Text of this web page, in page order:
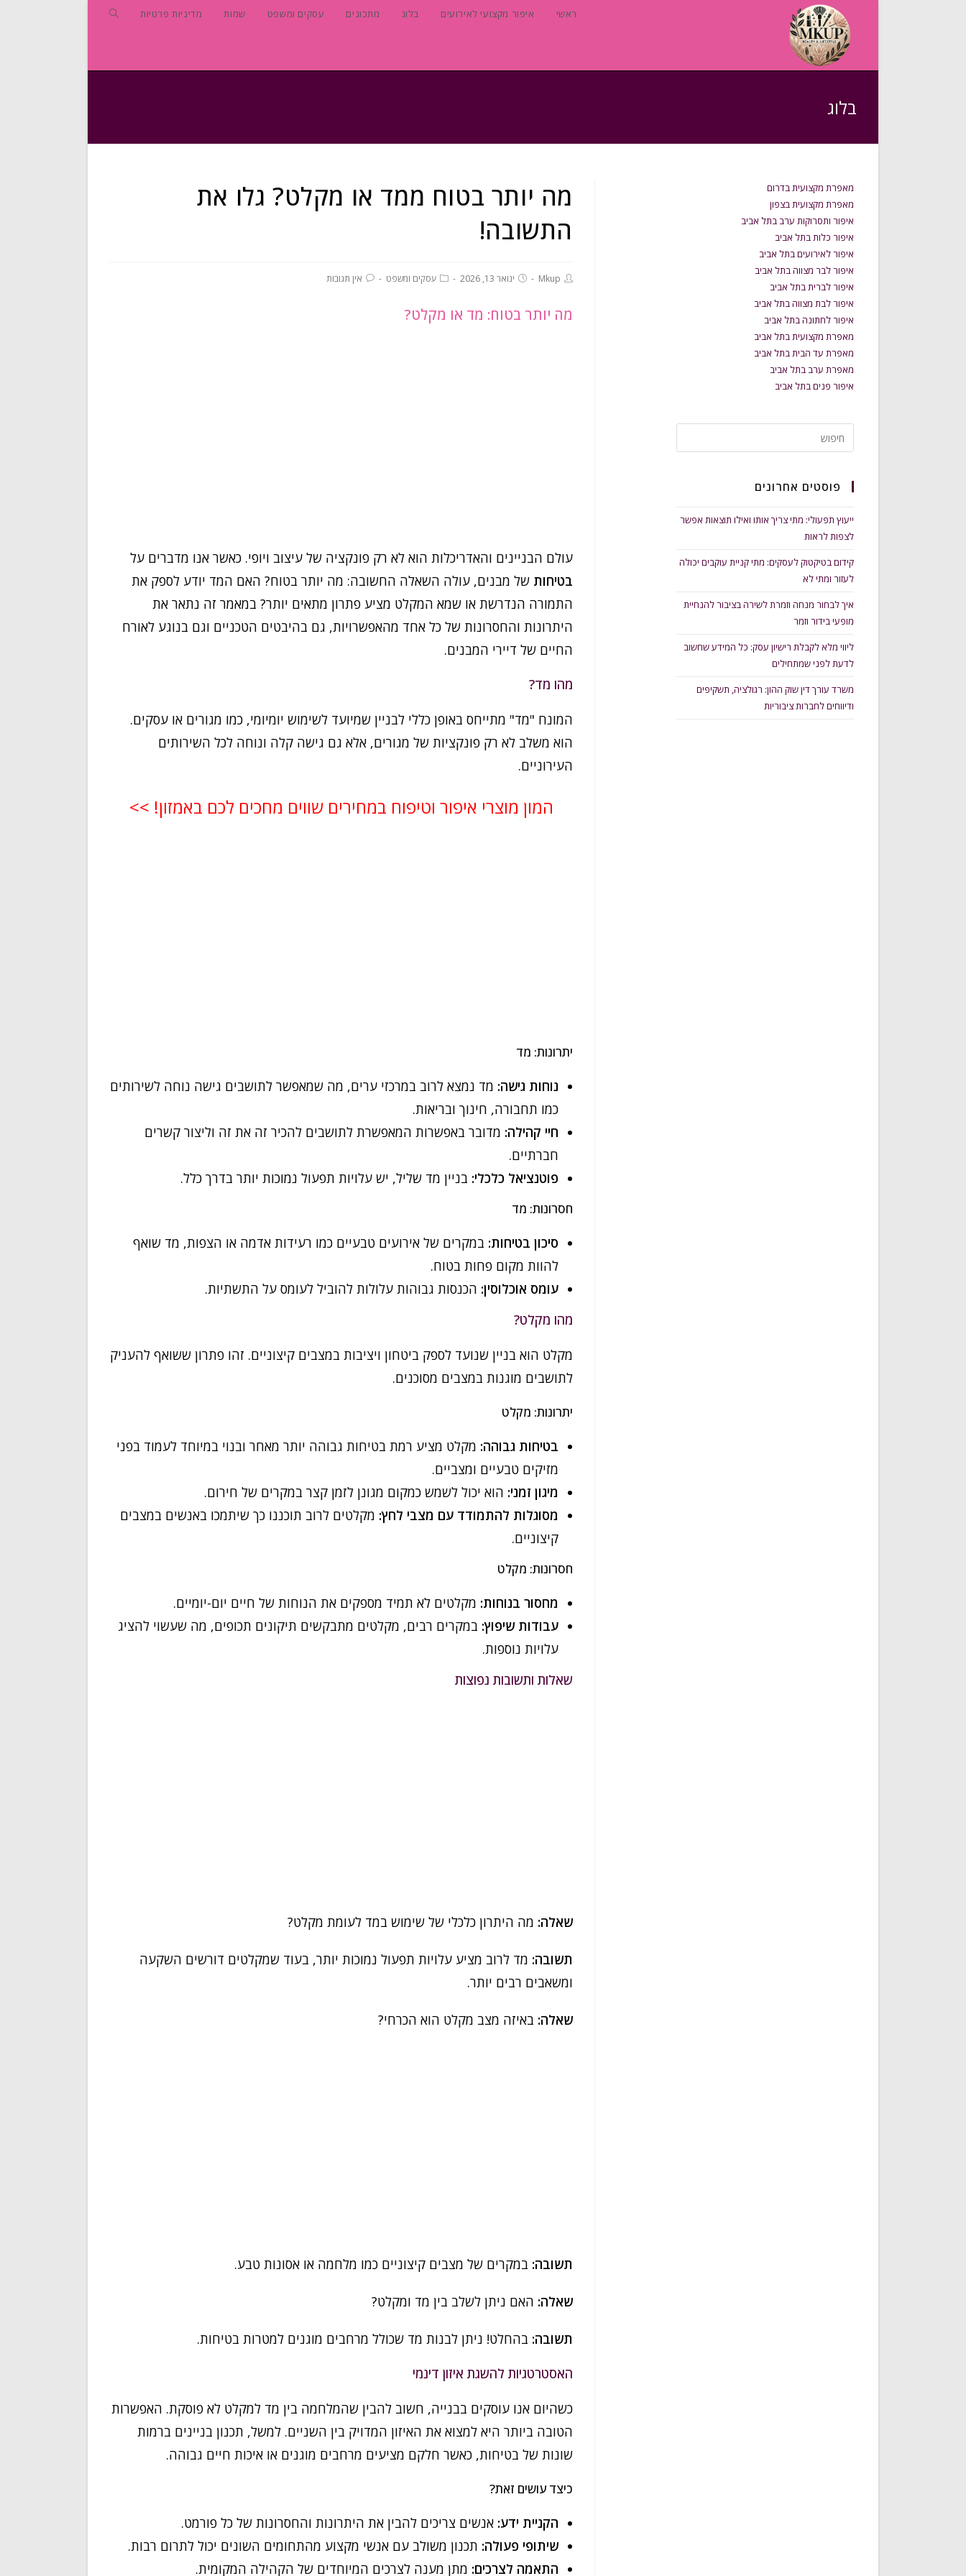
ראשי איפור מקצועי לאירועים בלוג מתכונים עסקים ומשפט שמות מדיניות פרטיות
בלוג
מה יותר בטוח ממד או מקלט? גלו את
התשובה!
Mkup ינואר 13, 2026 עסקים ומשפט אין תגובות
מה יותר בטוח: מד או מקלט?
עולם הבניינים והאדריכלות הוא לא רק פונקציה של עיצוב ויופי. כאשר אנו מדברים על
בטיחות של מבנים, עולה השאלה החשובה: מה יותר בטוח? האם המד יודע לספק את
התמורה הנדרשת או שמא המקלט מציע פתרון מתאים יותר? במאמר זה נתאר את
היתרונות והחסרונות של כל אחד מהאפשרויות, גם בהיבטים הטכניים וגם בנוגע לאורח
החיים של דיירי המבנים.
מהו מד?
המונח "מד" מתייחס באופן כללי לבניין שמיועד לשימוש יומיומי, כמו מגורים או עסקים.
הוא משלב לא רק פונקציות של מגורים, אלא גם גישה קלה ונוחה לכל השירותים
העירוניים.
המון מוצרי איפור וטיפוח במחירים שווים מחכים לכם באמזון! >>
יתרונות: מד
נוחות גישה: מד נמצא לרוב במרכזי ערים, מה שמאפשר לתושבים גישה נוחה לשירותים
כמו תחבורה, חינוך ובריאות.
חיי קהילה: מדובר באפשרות המאפשרת לתושבים להכיר זה את זה וליצור קשרים
חברתיים.
פוטנציאל כלכלי: בניין מד שליל, יש עלויות תפעול נמוכות יותר בדרך כלל.
חסרונות: מד
סיכון בטיחות: במקרים של אירועים טבעיים כמו רעידות אדמה או הצפות, מד שואף
להוות מקום פחות בטוח.
עומס אוכלוסין: הכנסות גבוהות עלולות להוביל לעומס על התשתיות.
מהו מקלט?
מקלט הוא בניין שנועד לספק ביטחון ויציבות במצבים קיצוניים. זהו פתרון ששואף להעניק
לתושבים מוגנות במצבים מסוכנים.
יתרונות: מקלט
בטיחות גבוהה: מקלט מציע רמת בטיחות גבוהה יותר מאחר ובנוי במיוחד לעמוד בפני
מזיקים טבעיים ומצביים.
מיגון זמני: הוא יכול לשמש כמקום מגונן לזמן קצר במקרים של חירום.
מסוגלות להתמודד עם מצבי לחץ: מקלטים לרוב תוכננו כך שיתמכו באנשים במצבים
קיצוניים.
חסרונות: מקלט
מחסור בנוחות: מקלטים לא תמיד מספקים את הנוחות של חיים יום-יומיים.
עבודות שיפוץ: במקרים רבים, מקלטים מתבקשים תיקונים תכופים, מה שעשוי להציג
עלויות נוספות.
שאלות ותשובות נפוצות
שאלה: מה היתרון כלכלי של שימוש במד לעומת מקלט?
תשובה: מד לרוב מציע עלויות תפעול נמוכות יותר, בעוד שמקלטים דורשים השקעה
ומשאבים רבים יותר.
שאלה: באיזה מצב מקלט הוא הכרחי?
תשובה: במקרים של מצבים קיצוניים כמו מלחמה או אסונות טבע.
שאלה: האם ניתן לשלב בין מד ומקלט?
תשובה: בהחלט! ניתן לבנות מד שכולל מרחבים מוגנים למטרות בטיחות.
האסטרטגיות להשגת איזון דינמי
כשהיום אנו עוסקים בבנייה, חשוב להבין שהמלחמה בין מד למקלט לא פוסקת. האפשרות
הטובה ביותר היא למצוא את האיזון המדויק בין השניים. למשל, תכנון בניינים ברמות
שונות של בטיחות, כאשר חלקם מציעים מרחבים מוגנים או איכות חיים גבוהה.
כיצד עושים זאת?
הקניית ידע: אנשים צריכים להבין את היתרונות והחסרונות של כל פורמט.
שיתופי פעולה: תכנון משולב עם אנשי מקצוע מהתחומים השונים יכול לתרום רבות.
התאמה לצרכים: מתן מענה לצרכים המיוחדים של הקהילה המקומית.
מאפרת מקצועית בדרום
מאפרת מקצועית בצפון
איפור ותסרוקות ערב בתל אביב
איפור כלות בתל אביב
איפור לאירועים בתל אביב
איפור לבר מצווה בתל אביב
איפור לברית בתל אביב
איפור לבת מצווה בתל אביב
איפור לחתונה בתל אביב
מאפרת מקצועית בתל אביב
מאפרת עד הבית בתל אביב
מאפרת ערב בתל אביב
איפור פנים בתל אביב
פוסטים אחרונים
ייעוץ תפעולי: מתי צריך אותו ואילו תוצאות אפשר
לצפות לראות
קידום בטיקטוק לעסקים: מתי קניית עוקבים יכולה
לעזור ומתי לא
איך לבחור מנחה וזמרת לשירה בציבור להנחיית
מופעי בידור וזמר
ליווי מלא לקבלת רישיון עסק: כל המידע שחשוב
לדעת לפני שמתחילים
משרד עורך דין שוק ההון: רגולציה, תשקיפים
ודיווחים לחברות ציבוריות